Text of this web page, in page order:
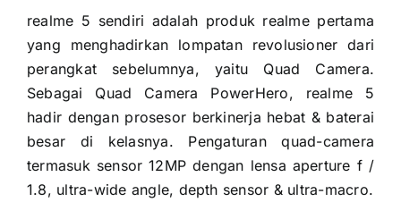
realme 5 sendiri adalah produk realme pertama
yang menghadirkan lompatan revolusioner dari
perangkat sebelumnya, yaitu Quad Camera.
Sebagai Quad Camera PowerHero, realme 5
hadir dengan prosesor berkinerja hebat & baterai
besar di kelasnya. Pengaturan quad-camera
termasuk sensor 12MP dengan lensa aperture f /
1.8, ultra-wide angle, depth sensor & ultra-macro.